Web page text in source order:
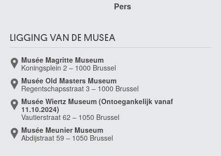
Pers
LIGGING VAN DE MUSEA
Musée Magritte Museum
Koningsplein 2 – 1000 Brussel
Musée Old Masters Museum
Regentschapsstraat 3 – 1000 Brussel
Musée Wiertz Museum (Ontoegankelijk vanaf
11.10.2024)
Vautierstraat 62 – 1050 Brussel
Musée Meunier Museum
Abdijstraat 59 – 1050 Brussel